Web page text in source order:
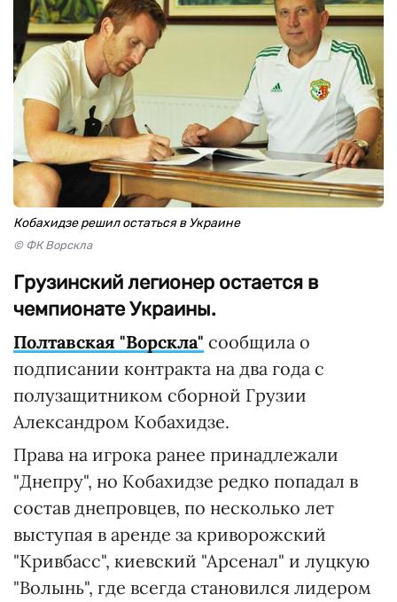
Кобахидзе решил остаться в Украине
© ФК Ворскла
Грузинский легионер остается в
чемпионате Украины.
Полтавская "Ворскла" сообщила о
подписании контракта на два года с
полузащитником сборной Грузии
Александром Кобахидзе.
Права на игрока ранее принадлежали
"Днепру", но Кобахидзе редко попадал в
состав днепровцев, по несколько лет
выступая в аренде за криворожский
"Кривбасс", киевский "Арсенал" и луцкую
"Волынь", где всегда становился лидером